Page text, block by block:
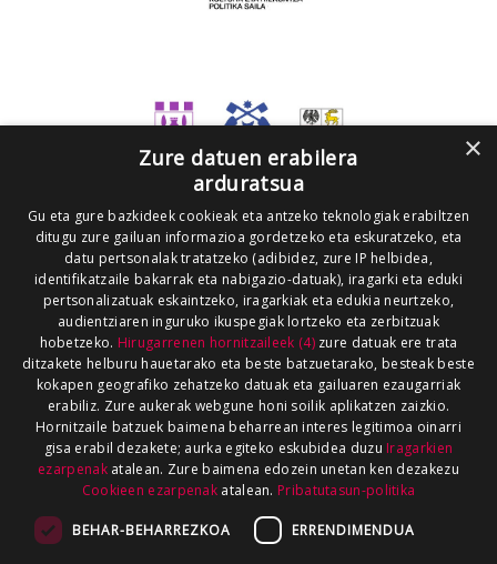
×
Zure datuen erabilera
arduratsua
Gu eta gure bazkideek cookieak eta antzeko teknologiak erabiltzen
ditugu zure gailuan informazioa gordetzeko eta eskuratzeko, eta
datu pertsonalak tratatzeko (adibidez, zure IP helbidea,
identifikatzaile bakarrak eta nabigazio-datuak), iragarki eta eduki
pertsonalizatuak eskaintzeko, iragarkiak eta edukia neurtzeko,
audientziaren inguruko ikuspegiak lortzeko eta zerbitzuak
hobetzeko. Hirugarrenen hornitzaileek (4)zure datuak ere trata
ditzakete helburu hauetarako eta beste batzuetarako, besteak beste
kokapen geografiko zehatzeko datuak eta gailuaren ezaugarriak
erabiliz. Zure aukerak webgune honi soilik aplikatzen zaizkio.
Hornitzaile batzuek baimena beharrean interes legitimoa oinarri
gisa erabil dezakete; aurka egiteko eskubidea duzu Iragarkien
ezarpenakatalean. Zure baimena edozein unetan ken dezakezu
Cookieen ezarpenak atalean. Pribatutasun-politika
BEHAR-BEHARREZKOA ERRENDIMENDUA